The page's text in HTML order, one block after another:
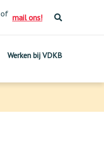
of mail ons!
Werken bij VDKB
Werken bij VDKB